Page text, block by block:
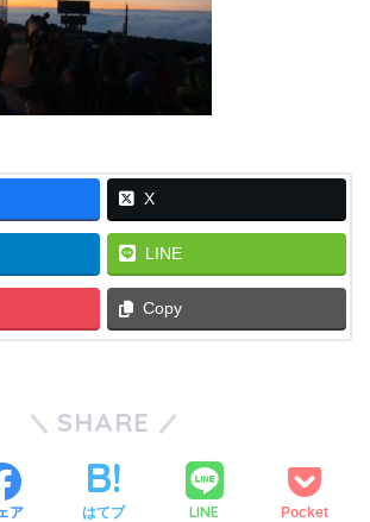
X
LINE
Copy
SHARE
ア はてブ LINE Pocket